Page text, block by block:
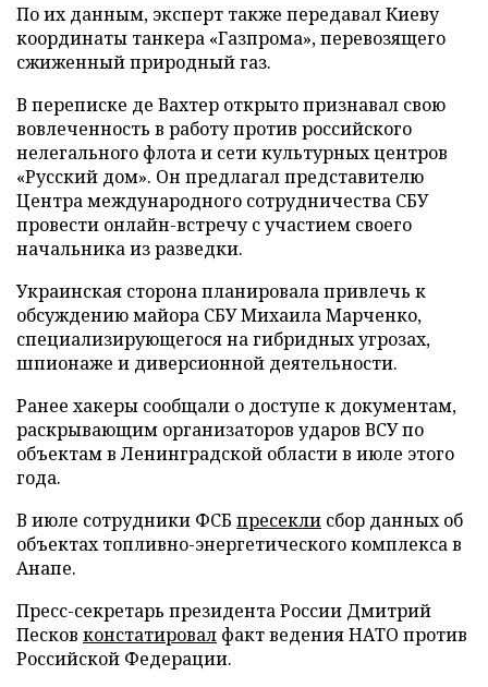
По их данным, эксперт также передавал Киеву
координаты танкера «Газпрома», перевозящего
сжиженный природный газ.
В переписке де Вахтер открыто признавал свою
вовлеченность в работу против российского
нелегального флота и сети культурных центров
«Русский дом». Он предлагал представителю
Центра международного сотрудничества СБУ
провести онлайн-встречу с участием своего
начальника из разведки.
Украинская сторона планировала привлечь к
обсуждению майора СБУ Михаила Марченко,
специализирующегося на гибридных угрозах,
шпионаже и диверсионной деятельности.
Ранее хакеры сообщали о доступе к документам,
раскрывающим организаторов ударов ВСУ по
объектам в Ленинградской области в июле этого
года.
В июле сотрудники ФСБ пресекли сбор данных об
объектах топливно-энергетического комплекса в
Анапе.
Пресс-секретарь президента России Дмитрий
Песков констатировал факт ведения НАТО против
Российской Федерации.